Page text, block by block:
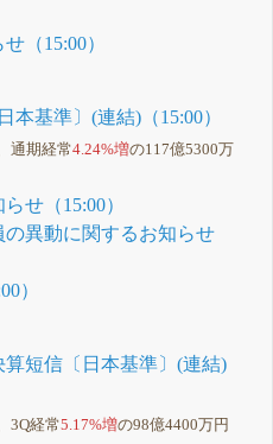
（15:00）
本基準〕(連結)（15:00）
通期経常4.24%増の117億5300万
せ（15:00）
異動に関するお知らせ
）
短信〔日本基準〕(連結)
3Q経常5.17%増の98億4400万円